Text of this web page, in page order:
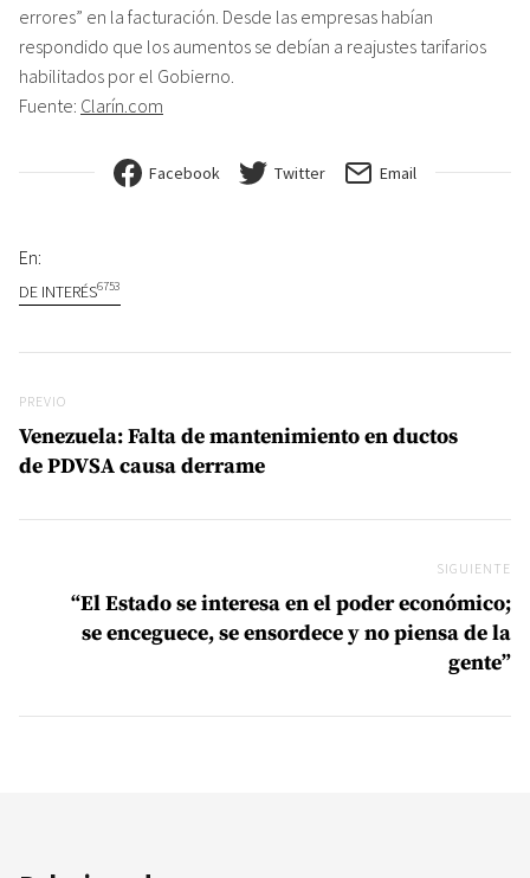
errores” en la facturación. Desde las empresas habían
respondido que los aumentos se debían a reajustes tarifarios
habilitados por el Gobierno.
Fuente: Clarín.com
Facebook Twitter Email
En:
DE INTERÉS6753
Previo
PREVIO
Venezuela: Falta de mantenimiento en ductos
de PDVSA causa derrame
SIGUIENTE
“El Estado se interesa en el poder económico;
se enceguece, se ensordece y no piensa de la
gente”